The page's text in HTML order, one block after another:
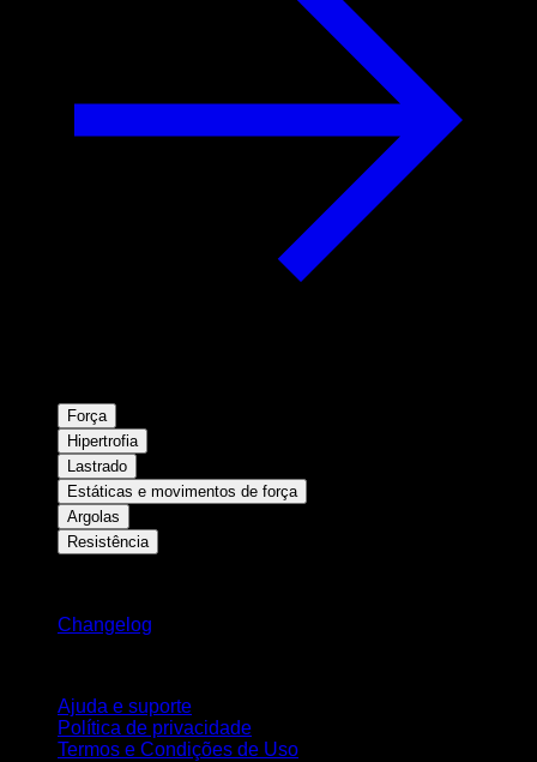
Força
Hipertrofia
Lastrado
Estáticas e movimentos de força
Argolas
Resistência
Changelog
Ajuda e suporte
Política de privacidade
Termos e Condições de Uso